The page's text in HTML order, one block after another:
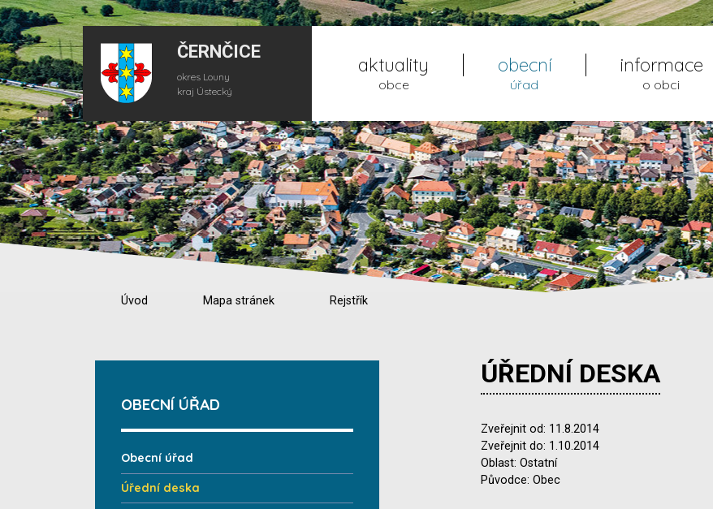
ČERNČICE
okres Louny
kraj Ústecký
aktuality
obce
obecní
úřad
informace
o obci
Úvod Mapa stránek Rejstřík
ÚŘEDNÍ DESKA
Zveřejnit od: 11.8.2014
Zveřejnit do: 1.10.2014
Oblast: Ostatní
Původce: Obec
OBECNÍ ÚŘAD
Obecní úřad
Úřední deska